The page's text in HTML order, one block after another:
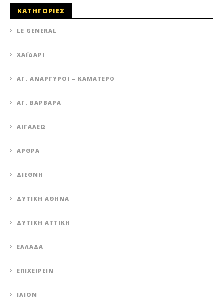
ΚΑΤΗΓΟΡΙΕΣ
LE GENERAL
XΑΪΔΆΡΙ
ΆΓ. ΑΝΆΡΓΥΡΟΙ – KΑΜΑΤΕΡΌ
ΑΓ. ΒΑΡΒΆΡΑ
ΑΙΓΆΛΕΩ
ΆΡΘΡΑ
ΔΙΕΘΝΉ
ΔΥΤΙΚΉ ΑΘΉΝΑ
ΔΥΤΙΚΉ ΑΤΤΙΚΉ
ΕΛΛΆΔΑ
ΕΠΙΧΕΙΡΕΊΝ
ΊΛΙΟΝ